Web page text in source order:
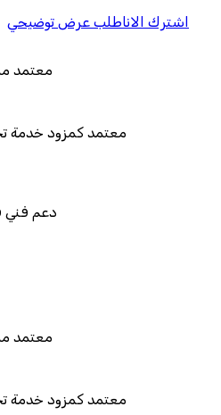
اشترك الاناطلب عرض توضيحي
معتمد من هيئة الزكاة والضريبة
خدمة تخطيط موارد المؤسسات
دعم فني في استيراد بيانات نظامك
معتمد من هيئة الزكاة والضريبة
خدمة تخطيط موارد المؤسسات